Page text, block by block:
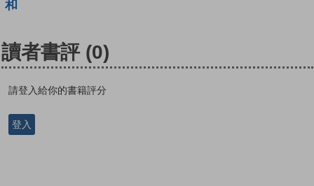
和
讀者書評 (0)
請登入給你的書籍評分
登入